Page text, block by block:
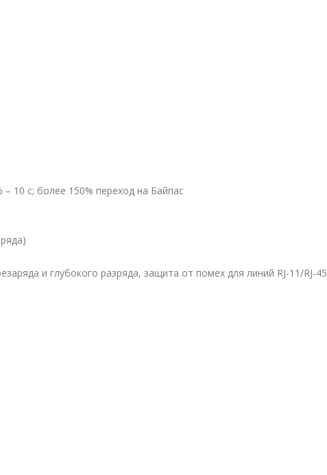
10 с; более 150% переход на Байпас
и глубокого разряда, защита от помех для линий RJ-11/RJ-45